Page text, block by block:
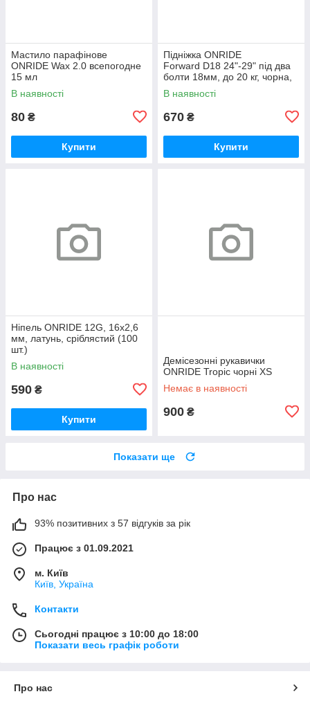
Мастило парафінове
ONRIDE Wax 2.0 всепогодне
15 мл
В наявності
80 ₴
Купити
Підніжка ONRIDE
Forward D18 24"-29" під два
болти 18мм, до 20 кг, чорна,
polybag
В наявності
670 ₴
Купити
Ніпель ONRIDE 12G, 16x2,6
мм, латунь, сріблястий (100
шт.)
В наявності
590 ₴
Купити
Демісезонні рукавички
ONRIDE Tropic чорні XS
Немає в наявності
900 ₴
Показати ще
Про нас
93% позитивних з 57 відгуків за рік
Працює з 01.09.2021
м. Київ
Київ, Україна
Контакти
Сьогодні працює з 10:00 до 18:00
Показати весь графік роботи
Про нас